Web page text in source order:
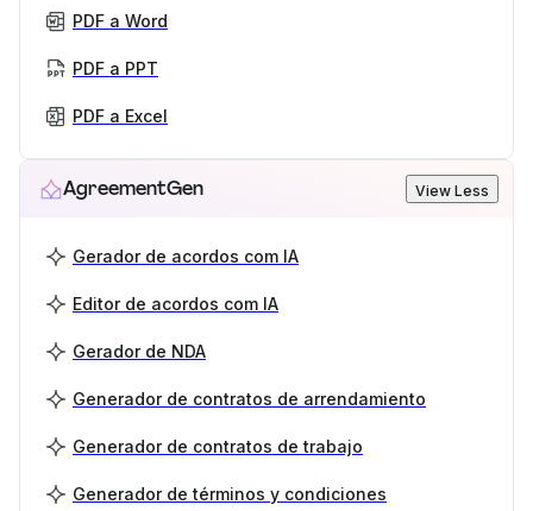
PDF a Word
PDF a PPT
PDF a Excel
AgreementGen View Less
Gerador de acordos com IA
Editor de acordos com IA
Gerador de NDA
Generador de contratos de arrendamiento
Generador de contratos de trabajo
Generador de términos y condiciones